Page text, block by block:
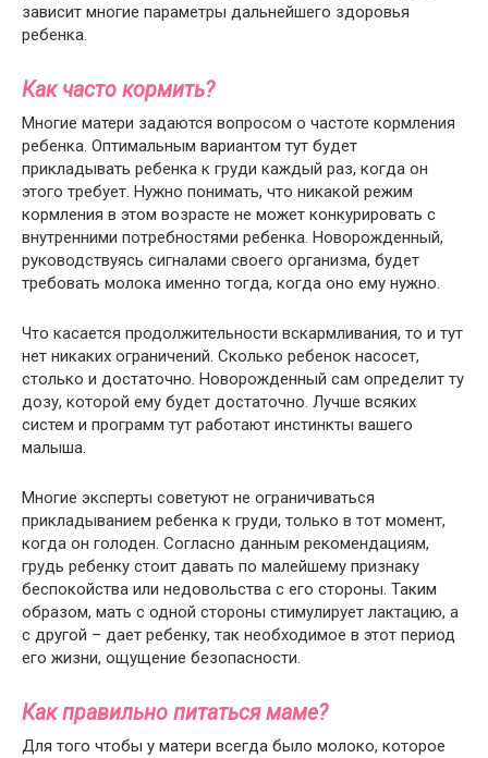
зависит многие параметры дальнейшего здоровья
ребенка.
Как часто кормить?
Многие матери задаются вопросом о частоте кормления
ребенка. Оптимальным вариантом тут будет
прикладывать ребенка к груди каждый раз, когда он
этого требует. Нужно понимать, что никакой режим
кормления в этом возрасте не может конкурировать с
внутренними потребностями ребенка. Новорожденный,
руководствуясь сигналами своего организма, будет
требовать молока именно тогда, когда оно ему нужно.
Что касается продолжительности вскармливания, то и тут
нет никаких ограничений. Сколько ребенок насосет,
столько и достаточно. Новорожденный сам определит ту
дозу, которой ему будет достаточно. Лучше всяких
систем и программ тут работают инстинкты вашего
малыша.
Многие эксперты советуют не ограничиваться
прикладыванием ребенка к груди, только в тот момент,
когда он голоден. Согласно данным рекомендациям,
грудь ребенку стоит давать по малейшему признаку
беспокойства или недовольства с его стороны. Таким
образом, мать с одной стороны стимулирует лактацию, а
с другой – дает ребенку, так необходимое в этот период
его жизни, ощущение безопасности.
Как правильно питаться маме?
Для того чтобы у матери всегда было молоко, которое